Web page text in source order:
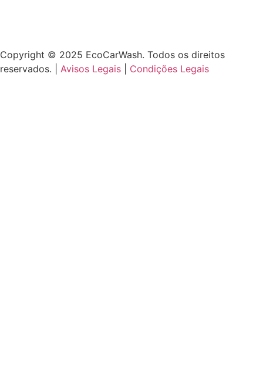
Copyright © 2025 EcoCarWash. Todos os direitos
reservados. | Avisos Legais Condições Legais